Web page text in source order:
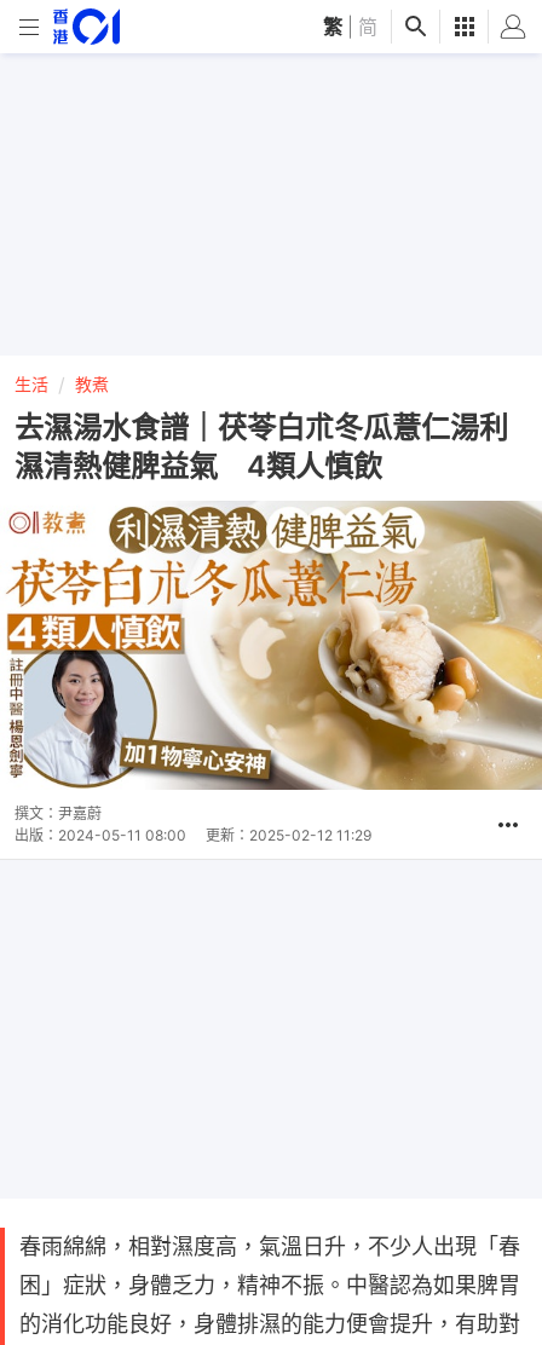
繁 简
生活 教煮
去濕湯水食譜｜茯苓白朮冬瓜薏仁湯利
濕清熱健脾益氣 4類人慎飲
撰文： 尹嘉蔚
出版： 2024-05-11 08:00 更新： 2025-02-12 11:29
春雨綿綿，相對濕度高，氣溫日升，不少人出現「春
困」症狀，身體乏力，精神不振。中醫認為如果脾胃
的消化功能良好，身體排濕的能力便會提升，有助對